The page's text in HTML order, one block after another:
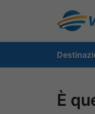
contenuto
È